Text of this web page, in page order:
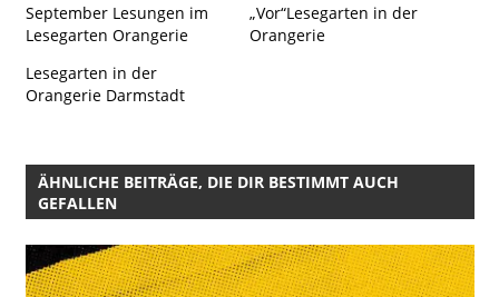
September Lesungen im
Lesegarten Orangerie
„Vor“Lesegarten in der
Orangerie
Lesegarten in der
Orangerie Darmstadt
ÄHNLICHE BEITRÄGE, DIE DIR BESTIMMT AUCH
GEFALLEN